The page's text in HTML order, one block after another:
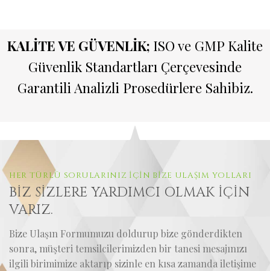
KALİTE VE GÜVENLİK; ISO ve GMP Kalite
Güvenlik Standartları Çerçevesinde
Garantili Analizli Prosedürlere Sahibiz.
HER TÜRLÜ SORULARINIZ İÇİN BİZE ULAŞIM YOLLARI
BİZ SİZLERE YARDIMCI OLMAK İÇİN
VARIZ.
Bize Ulaşın Formumuzu doldurup bize gönderdikten
sonra, müşteri temsilcilerimizden bir tanesi mesajınızı
ilgili birimimize aktarıp sizinle en kısa zamanda iletişime